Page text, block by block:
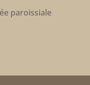
paroissiale